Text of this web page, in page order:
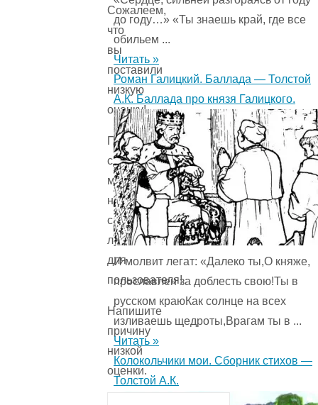
Сожалеем,
что
вы
поставили
низкую
оценку!
Помогите
сделать
материалы
на
сайте
лучше
для
пользователя!
Напишите
причину
низкой
оценки.
до году…» «Ты знаешь край, где все
обильем ...
Читать »
Роман Галицкий. Баллада — Толстой
А.К. Баллада про князя Галицкого.
И молвит легат: «Далеко ты,О княже,
прославлен за доблесть свою!Ты в
русском краюКак солнце на всех
изливаешь щедроты,Врагам ты в ...
Читать »
Колокольчики мои. Сборник стихов —
Толстой А.К.